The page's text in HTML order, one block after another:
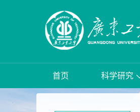
首页 科学研究